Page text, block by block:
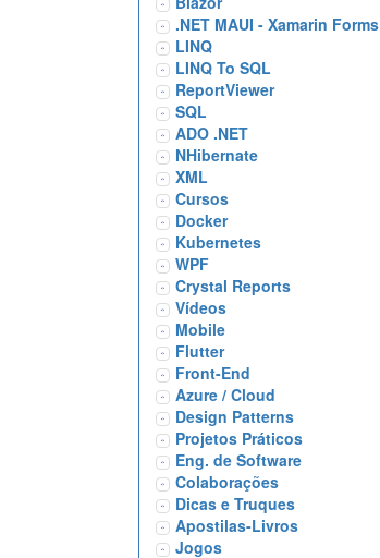
.NET MAUI - Xamarin Forms
LINQ
LINQ To SQL
ReportViewer
SQL
ADO .NET
NHibernate
XML
Cursos
Docker
Kubernetes
WPF
Crystal Reports
Vídeos
Mobile
Flutter
Front-End
Azure / Cloud
Design Patterns
Projetos Práticos
Eng. de Software
Colaborações
Dicas e Truques
Apostilas-Livros
Jogos